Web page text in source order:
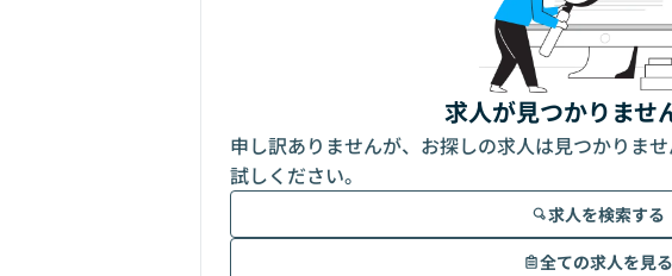
求人が見つかりませ
申し訳ありませんが、お探しの求人は見つかりま
試しください。
求人を検索する
全ての求人を見る